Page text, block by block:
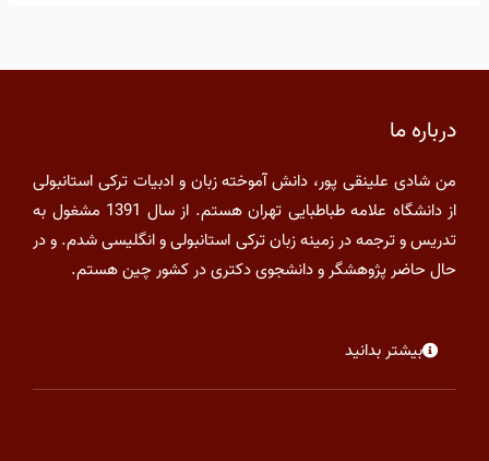
درباره ما
من شادی علینقی پور، دانش آموخته زبان و ادبیات ترکی استانبولی
از دانشگاه علامه طباطبایی تهران هستم. از سال 1391 مشغول به
تدریس و ترجمه در زمینه زبان ترکی استانبولی و انگلیسی شدم. و در
حال حاضر پژوهشگر و دانشجوی دکتری در کشور چین هستم.
بیشتر بدانید